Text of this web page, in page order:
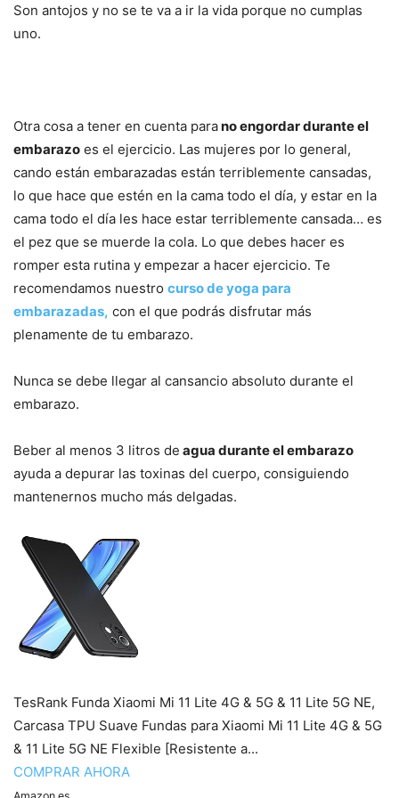
Son antojos y no se te va a ir la vida porque no cumplas
uno.
Otra cosa a tener en cuenta parano engordar durante el
embarazo es el ejercicio. Las mujeres por lo general,
cando están embarazadas están terriblemente cansadas,
lo que hace que estén en la cama todo el día, y estar en la
cama todo el día les hace estar terriblemente cansada… es
el pez que se muerde la cola. Lo que debes hacer es
romper esta rutina y empezar a hacer ejercicio. Te
recomendamos nuestro curso de yoga para
embarazadas, con el que podrás disfrutar más
plenamente de tu embarazo.
Nunca se debe llegar al cansancio absoluto durante el
embarazo.
Beber al menos 3 litros de agua durante el embarazo
ayuda a depurar las toxinas del cuerpo, consiguiendo
mantenernos mucho más delgadas.
TesRank Funda Xiaomi Mi 11 Lite 4G & 5G & 11 Lite 5G NE,
Carcasa TPU Suave Fundas para Xiaomi Mi 11 Lite 4G & 5G
& 11 Lite 5G NE Flexible [Resistente a...
COMPRAR AHORA